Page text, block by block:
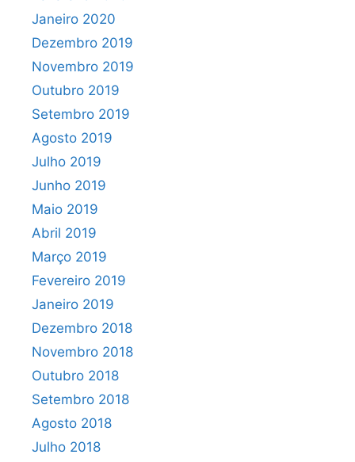
Janeiro 2020
Dezembro 2019
Novembro 2019
Outubro 2019
Setembro 2019
Agosto 2019
Julho 2019
Junho 2019
Maio 2019
Abril 2019
Março 2019
Fevereiro 2019
Janeiro 2019
Dezembro 2018
Novembro 2018
Outubro 2018
Setembro 2018
Agosto 2018
Julho 2018